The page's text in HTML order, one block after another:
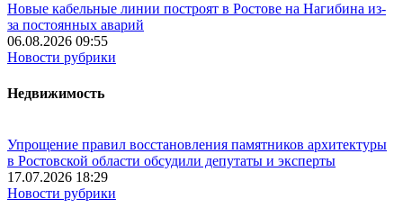
Новые кабельные линии построят в Ростове на Нагибина из-
за постоянных аварий
06.08.2026 09:55
Новости рубрики
Недвижимость
Упрощение правил восстановления памятников архитектуры
в Ростовской области обсудили депутаты и эксперты
17.07.2026 18:29
Новости рубрики